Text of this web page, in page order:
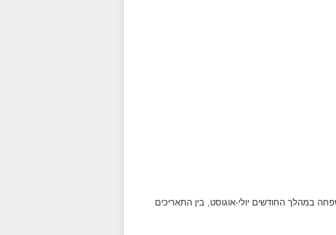
במהלך החודשים יולי-אוגוסט, בין התאריכים